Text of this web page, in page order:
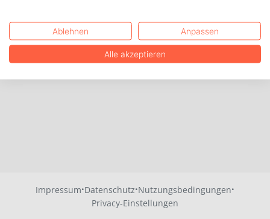
Impressum·Datenschutz·Nutzungsbedingungen·
Privacy-Einstellungen
Ablehnen Anpassen
Alle akzeptieren